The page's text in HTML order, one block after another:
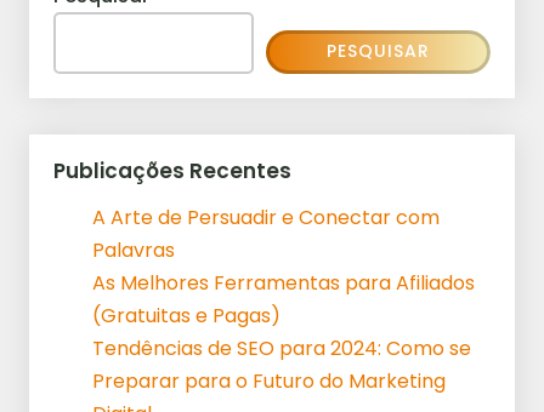
PESQUISAR
Publicações Recentes
A Arte de Persuadir e Conectar com
Palavras
As Melhores Ferramentas para Afiliados
(Gratuitas e Pagas)
Tendências de SEO para 2024: Como se
Preparar para o Futuro do Marketing